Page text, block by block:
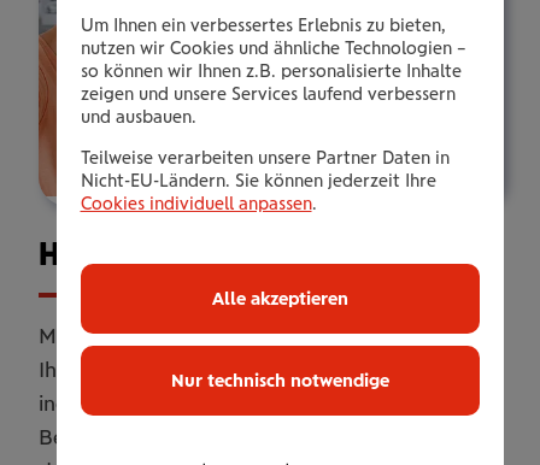
Haus­halts­ver­si­che­rung
Mit unserer Haushaltsversicherung sichern Sie
Ihr Zuhause umfassend ab. Online oder
individuell erweitert mit persönlicher
Betreuung. Flexibel anpassbar, damit Sie genau
Um Ihnen ein verbessertes Erlebnis zu bieten,
nutzen wir Cookies und ähnliche Technologien –
so können wir Ihnen z.B. personalisierte Inhalte
zeigen und unsere Services laufend verbessern
und ausbauen.
Teilweise verarbeiten unsere Partner Daten in
Nicht-EU-Ländern. Sie können jederzeit Ihre
Cookies individuell anpassen.
Nur technisch notwendige
Alle akzeptieren